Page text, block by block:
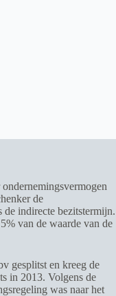
de
de indirecte bezitstermijn.
van de waarde van de
gesplitst en kreeg de
in 2013. Volgens de
was naar het